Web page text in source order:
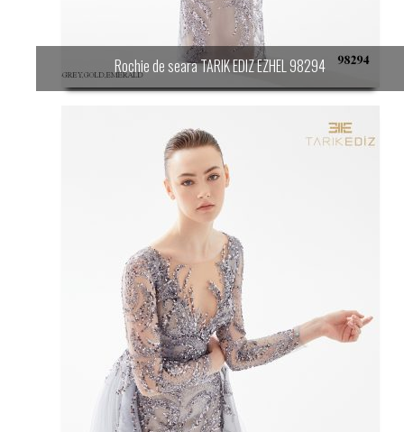
Rochie de seara TARIK EDIZ EZHEL 98294